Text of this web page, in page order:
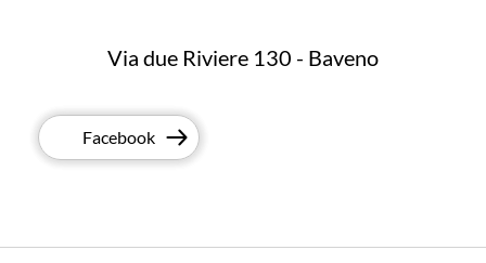
Accédez au site officiel
Via due Riviere 130 - Baveno
Facebook